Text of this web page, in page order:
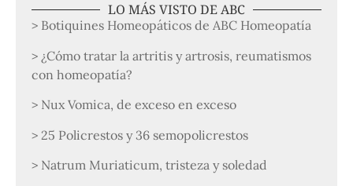
LO MÁS VISTO DE ABC
> Botiquines Homeopáticos de ABC Homeopatía
> ¿Cómo tratar la artritis y artrosis, reumatismos
con homeopatía?
> Nux Vomica, de exceso en exceso
> 25 Policrestos y 36 semopolicrestos
> Natrum Muriaticum, tristeza y soledad